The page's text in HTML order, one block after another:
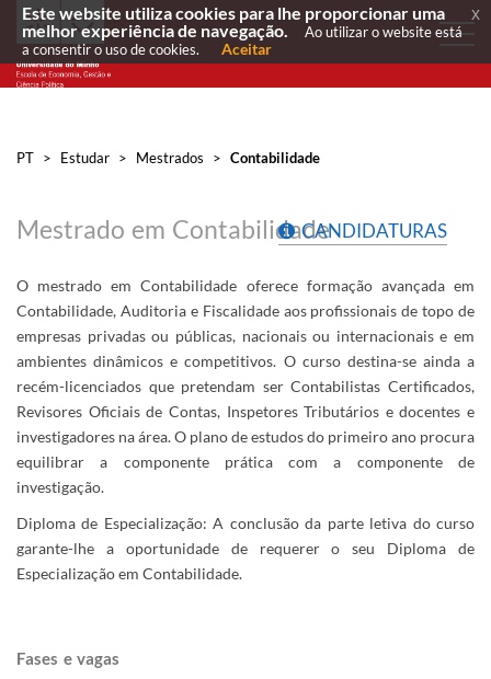
PT > Estudar > Mestrados > Contabilidade
Mestrado em ContabilidadeCANDIDATURAS
O mestrado em Contabilidade oferece formação avançada em
Contabilidade, Auditoria e Fiscalidade aos profissionais de topo de
empresas privadas ou públicas, nacionais ou internacionais e em
ambientes dinâmicos e competitivos. O curso destina-se ainda a
recém-licenciados que pretendam ser Contabilistas Certificados​,
Revisores Oficiais de Contas, Inspetores Tributários e docentes e
investigadores na área. O plano de estudos do primeiro ano procura
equilibrar a componente prática com a componente de
investigação.
Diploma de Especialização: A conclusão da parte letiva do curso
garante-lhe a oportunidade de requerer o seu Diploma de
Especialização em Contabilidade.
Fases e vagas
Este website utiliza cookies para lhe proporcionar uma
melhor experiência de navegação.
Ao utilizar o website está
a consentir o uso de cookies.
Aceitar
x